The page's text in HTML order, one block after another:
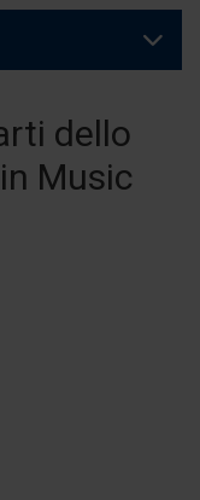
dello
Music